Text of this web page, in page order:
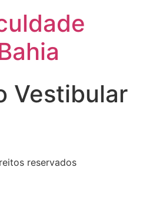
Vestibular
reservados